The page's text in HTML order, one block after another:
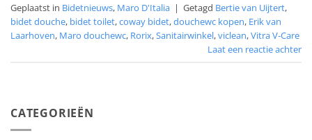
Geplaatst in Bidetnieuws, Maro D'Italia | Getagd Bertie van Uijtert,
bidet douche, bidet toilet,coway bidet,douchewc kopen, Erik van
Laarhoven, Maro douchewc, Rorix,Sanitairwinkel,viclean,Vitra V-Care
Laat een reactie achter
CATEGORIEËN